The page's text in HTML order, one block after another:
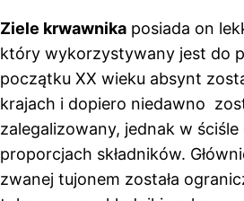
Ziele krwawnika posiada on
który wykorzystywany jest do
początku XX wieku absynt
krajach i dopiero niedawno
zalegalizowany, jednak w
proporcjach składników.
zwanej tujonem została